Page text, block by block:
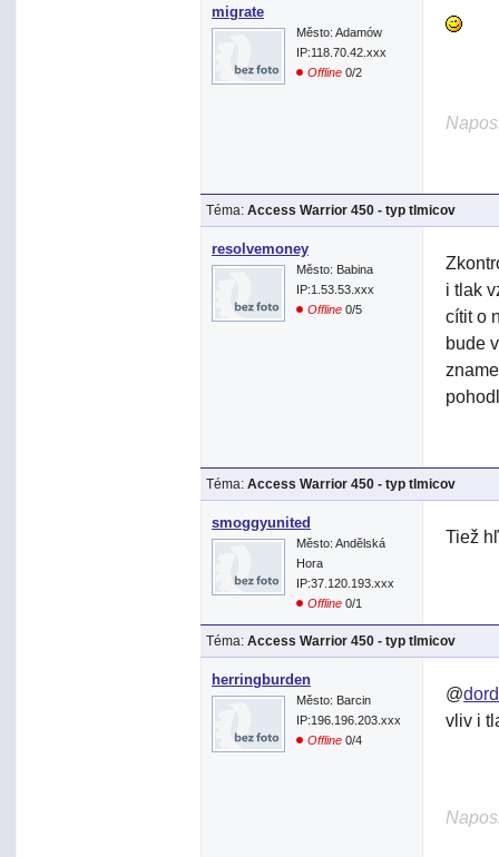
migrate
Město: Adamów
IP:118.70.42.xxx
Offline 0/2
Téma: Access Warrior 450 - typ tlmicov
resolvemoney
Město: Babina
IP:1.53.53.xxx
Offline 0/5
i tlak
cítit o
bude
Téma: Access Warrior 450 - typ tlmicov
smoggyunited
Město: Andělská
Hora
IP:37.120.193.xxx
Offline 0/1
Tiež
Téma: Access Warrior 450 - typ tlmicov
herringburden
Město: Barcin
IP:196.196.203.xxx
Offline 0/4
@
vliv i